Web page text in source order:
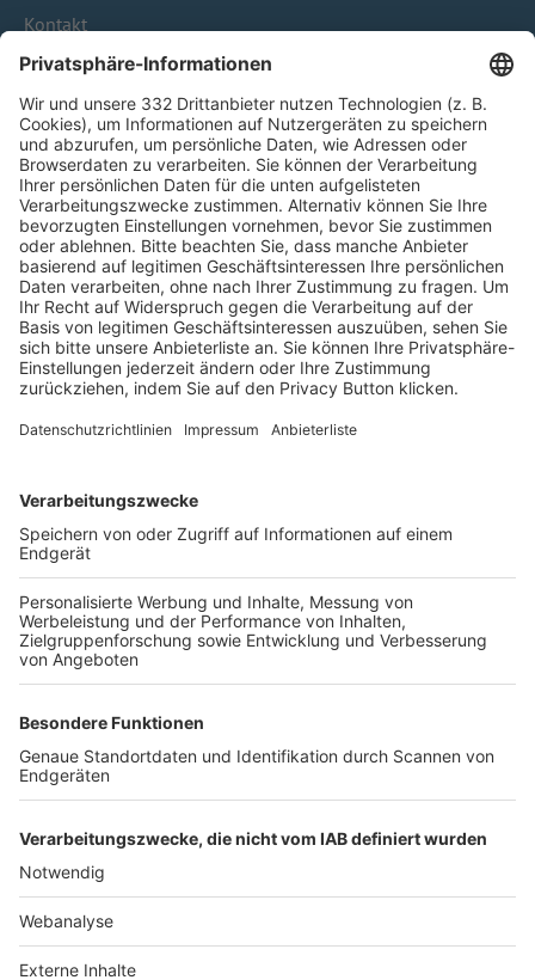
Kontakt
HÄUFIG BESUCHTE SEITEN
Pässe und Vereinswechsel
Trainerausbildung
Schulungsangebot Vereinsmitarbeiter
BFV-Geschäftsstellen
Trainerbörse
Login SpielPlus
FOLGE DEM BFV
TOP-VEREINE
TOP-PARTNER
Nutzungsbedingungen Datenschutz Impressum